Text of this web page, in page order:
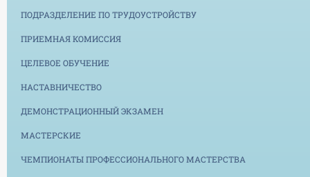
ПОДРАЗДЕЛЕНИЕ ПО ТРУДОУСТРОЙСТВУ
ПРИЕМНАЯ КОМИССИЯ
ЦЕЛЕВОЕ ОБУЧЕНИЕ
НАСТАВНИЧЕСТВО
ДЕМОНСТРАЦИОННЫЙ ЭКЗАМЕН
МАСТЕРСКИЕ
ЧЕМПИОНАТЫ ПРОФЕССИОНАЛЬНОГО МАСТЕРСТВА